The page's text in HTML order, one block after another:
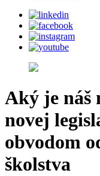
Aký je náš
novej
obvodom
školstva